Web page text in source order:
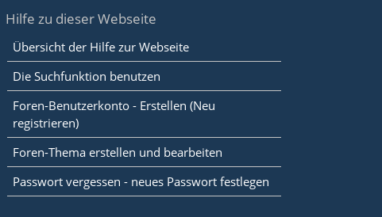
Hilfe zu dieser Webseite
Übersicht der Hilfe zur Webseite
Die Suchfunktion benutzen
Foren-Benutzerkonto - Erstellen (Neu
registrieren)
Foren-Thema erstellen und bearbeiten
Passwort vergessen - neues Passwort festlegen